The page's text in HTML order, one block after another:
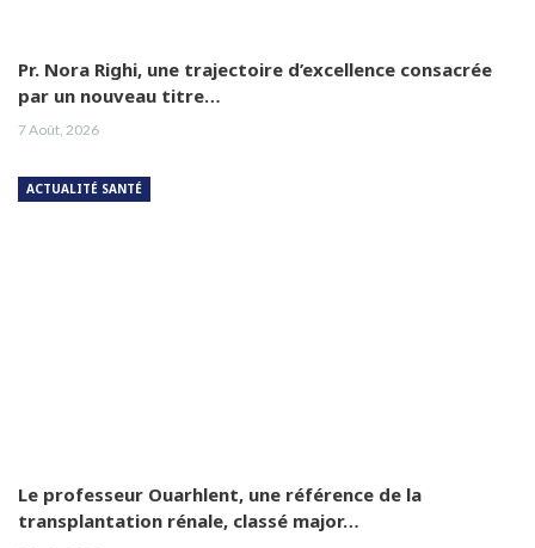
Pr. Nora Righi, une trajectoire d’excellence consacrée
par un nouveau titre…
7 Août, 2026
ACTUALITÉ SANTÉ
Le professeur Ouarhlent, une référence de la
transplantation rénale, classé major…